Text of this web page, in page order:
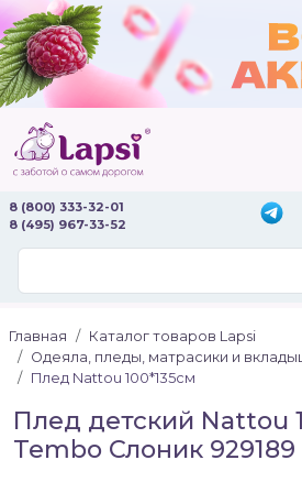
8 (800) 333-32-01
8 (495) 967-33-52
Главная
Каталог товаров Lapsi
Одеяла, пледы, матрасики и
Плед Nattou 100*135см
Плед детский Nattou
Tembo Слоник 929189